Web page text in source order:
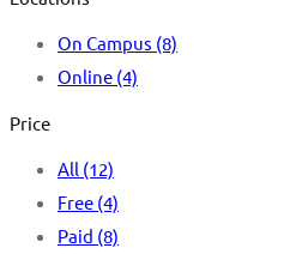
On Campus (8)
Online (4)
Price
All (12)
Free (4)
Paid (8)